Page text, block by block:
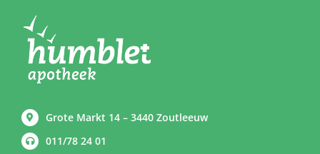
Grote Markt 14 – 3440 Zoutleeuw
011/78 24 01